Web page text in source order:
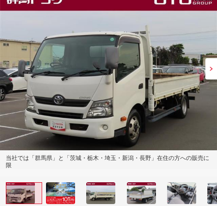
当社では「群馬県」と「茨城・栃木・埼玉・新潟・長野」在住の方への販売に
限